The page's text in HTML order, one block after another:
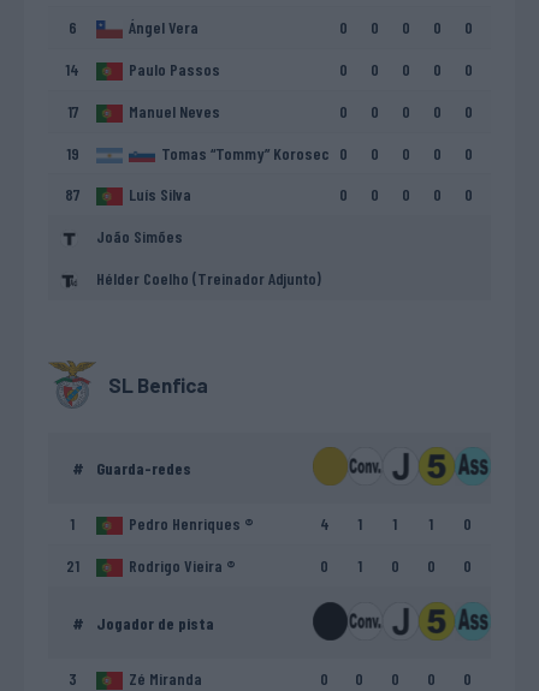
6
Ángel Vera 0 0 0 0 0
14 Paulo Passos 0 0 0 0 0
17 Manuel Neves 0 0 0 0 0
19 Tomas “Tommy” Korosec 0 0 0 0
0
87
Luís Silva 0 0 0 0 0
João Simões
Hélder Coelho (Treinador Adjunto)
SL Benfica
# Guarda-redes
1 Pedro Henriques ® 4 1 1 1 0
21 Rodrigo Vieira ® 0 1 0 0 0
# Jogador de pista
3 Zé Miranda 0 0 0 0 0